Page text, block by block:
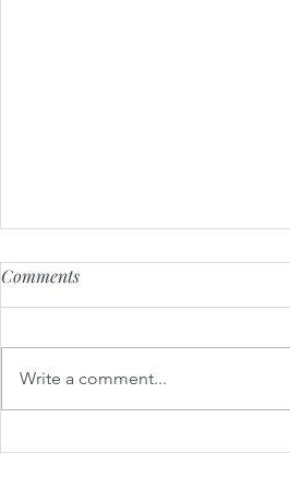
Krompirjev golaž
Comments
Write a comment...